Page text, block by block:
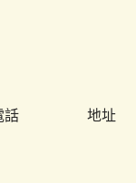
話 地址